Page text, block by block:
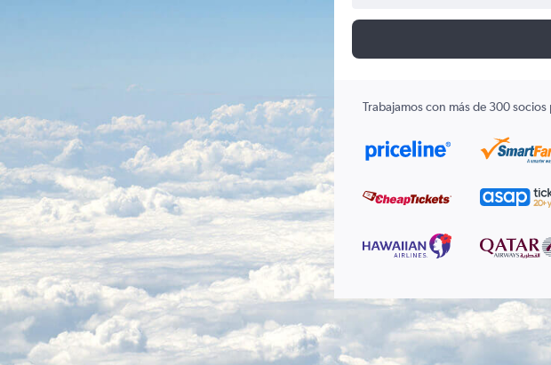
Trabajamos con más de 300